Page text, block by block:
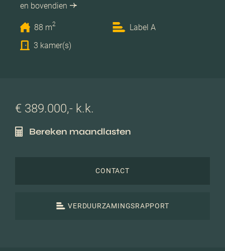
en bovendien
88 m2
Label A
3 kamer(s)
€ 389.000,- k.k.
Bereken maandlasten
CONTACT
VERDUURZAMINGSRAPPORT